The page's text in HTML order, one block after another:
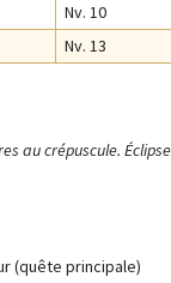
Nv. 10
Nv. 13
au crépuscule.
(quête principale)